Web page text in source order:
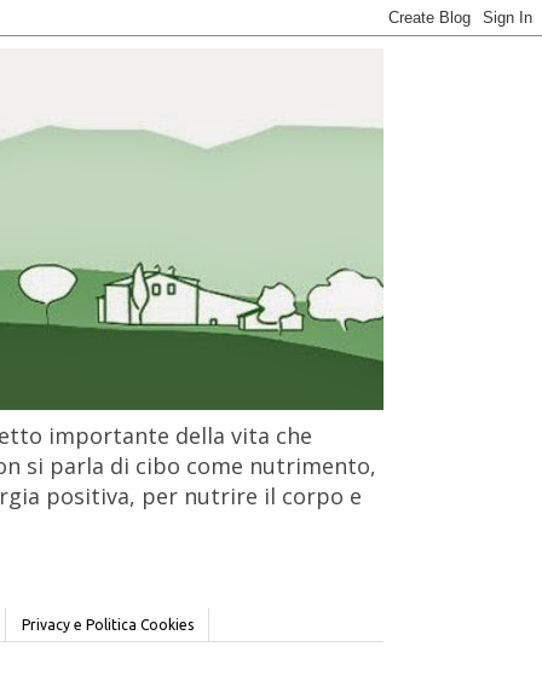
importante della vita che
si parla di cibo come nutrimento,
positiva, per nutrire il corpo e
Privacy e Politica Cookies